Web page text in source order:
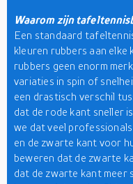
Waarom zijn
Een standaard
kleuren rubbers aan elke
rubbers geen enorm
variaties in spin of
een drastisch verschil
dat de rode kant sneller
we dat veel
en de zwarte kant voor
beweren dat de zwarte
dat de zwarte kant meer